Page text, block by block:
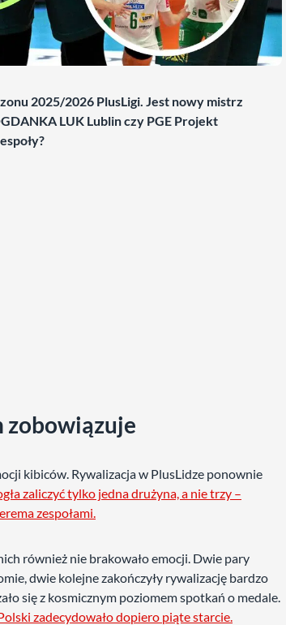
2025/2026 PlusLigi. Jest nowy mistrz
LUK Lublin czy PGE Projekt
zobowiązuje
kibiców. Rywalizacja w PlusLidze ponownie
zaliczyć tylko jedna drużyna, a nie trzy –
zespołami.
również nie brakowało emocji. Dwie pary
dwie kolejne zakończyły rywalizację bardzo
się z kosmicznym poziomem spotkań o medale.
zadecydowało dopiero piąte starcie.